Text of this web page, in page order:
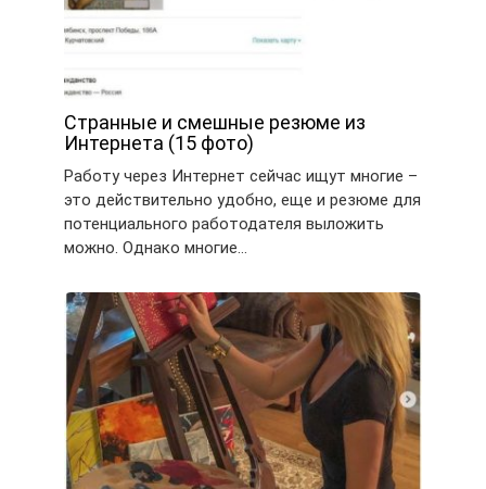
Странные и смешные резюме из
Интернета (15 фото)
Работу через Интернет сейчас ищут многие –
это действительно удобно, еще и резюме для
потенциального работодателя выложить
можно. Однако многие…